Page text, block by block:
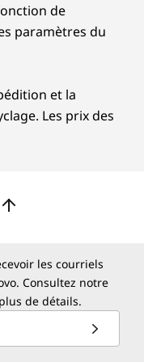
d’IA
votre vie
banales
Économisez
statut
le modèle et la
de
paramètres du
et la
Les prix des
les courriels
Consultez notre
de détails.